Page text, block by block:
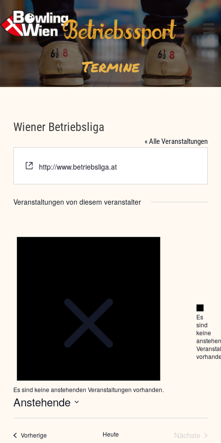
Inhalt
springen
Termine
Wiener Betriebsliga
« Alle Veranstaltungen
Webseite
http://www.betriebsliga.at
Veranstaltungen von diesem veranstalter
Es
sind
keine
Es sind keine anstehenden Veranstaltungen vorhanden.
Anstehende
Vorherige Heute
Nächste